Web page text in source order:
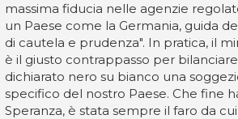
massima fiducia nelle agenzie
un Paese come la Germania, guida
di cautela e prudenza". In pratica, il
è il giusto contrappasso per
dichiarato nero su bianco una
specifico del nostro Paese. Che fine
Speranza, è stata sempre il faro da